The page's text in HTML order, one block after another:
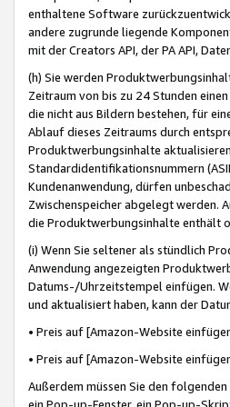
enthaltene Software
andere zugrunde liegende
mit der Creators API, der PA API,
(h) Sie werden
Zeitraum von bis zu 24 Stunden
die nicht aus Bildern bestehen, für
Ablauf dieses Zeitraums durch
Produktwerbungsinhalte
Standardidentifikationsnummern
Kundenanwendung, dürfen
Zwischenspeicher abgelegt werden.
die Produktwerbungsinhalte enthält
(i) Wenn Sie seltener als stündlich
Anwendung angezeigten
Datums-/Uhrzeitstempel einfügen.
und aktualisiert haben, kann der
• Preis auf [Amazon-Website
• Preis auf [Amazon-Website
Außerdem müssen Sie den
ein Pop-up-Fenster, ein Pop-up-